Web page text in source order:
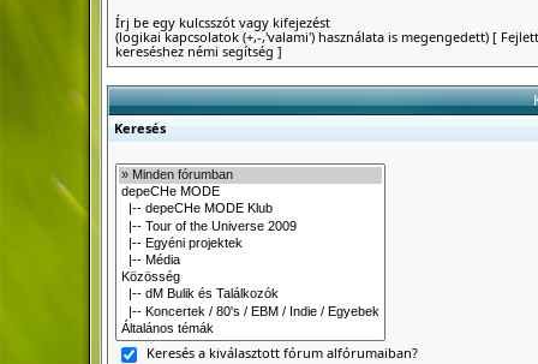
Írj be egy kulcsszót vagy kifejezést
(logikai kapcsolatok (+,-,'valami') használata is megengedett)[
kereséshez némi segítség ]
Keresés
Keresés a kiválasztott fórum alfórumaiban?